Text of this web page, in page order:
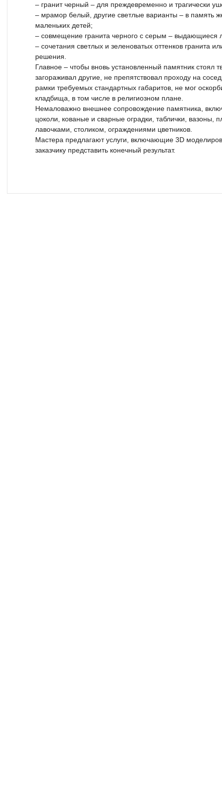
– гранит черный – для преждевременно и трагически
– мрамор белый, другие светлые варианты – в память
маленьких детей;
– совмещение гранита черного с серым –
– сочетания светлых и зеленоватых оттенков гранита
решения.
Главное – чтобы вновь установленный памятник стоял
загораживал другие, не препятствовал проходу на
рамки требуемых стандартных габаритов, не мог
кладбища, в том числе в религиозном плане.
Немаловажно внешнее сопровождение памятника,
цоколи, кованые и сварные оградки, таблички, вазоны,
лавочками, столиком, ограждениями цветников.
Мастера предлагают услуги, включающие 3D
заказчику представить конечный результат.